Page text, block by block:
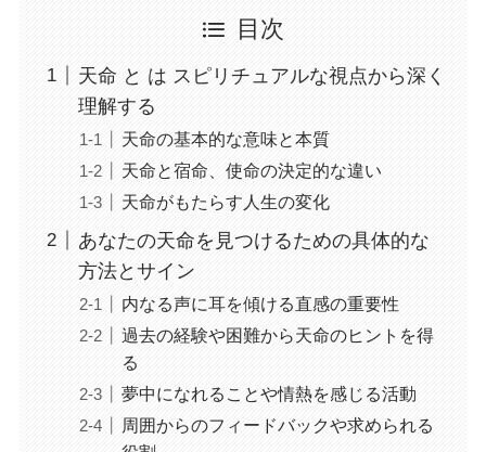
目次
天命 と は スピリチュアルな視点から深く
理解する
天命の基本的な意味と本質
天命と宿命、使命の決定的な違い
天命がもたらす人生の変化
あなたの天命を見つけるための具体的な
方法とサイン
内なる声に耳を傾ける直感の重要性
過去の経験や困難から天命のヒントを得
る
夢中になれることや情熱を感じる活動
周囲からのフィードバックや求められる